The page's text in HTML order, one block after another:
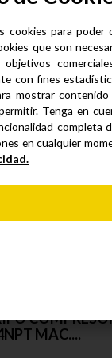
MAC....
cookies para poder
que son
objetivos
con fines
mostrar
Tenga en
completa
en cualquier